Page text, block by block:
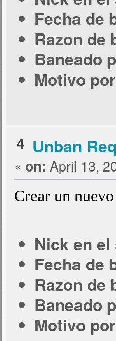
Fecha de
Razon de
Baneado
Motivo
4 Unban
« on: April 13,
Crear un
Nick en
Fecha de
Razon de
Baneado
Motivo